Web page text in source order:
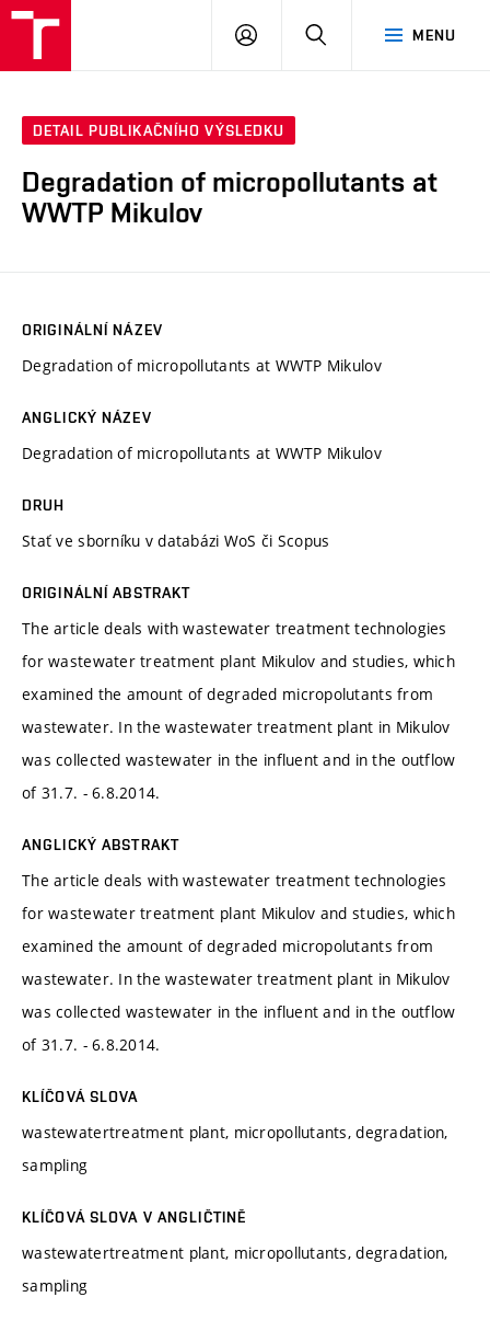
MENU
PŘIHLÁSIT
DETAIL PUBLIKAČNÍHO VÝSLEDKU
Degradation of micropollutants at
WWTP Mikulov
ORIGINÁLNÍ NÁZEV
Degradation of micropollutants at WWTP Mikulov
ANGLICKÝ NÁZEV
Degradation of micropollutants at WWTP Mikulov
DRUH
Stať ve sborníku v databázi WoS či Scopus
ORIGINÁLNÍ ABSTRAKT
The article deals with wastewater treatment technologies
for wastewater treatment plant Mikulov and studies, which
examined the amount of degraded micropolutants from
wastewater. In the wastewater treatment plant in Mikulov
was collected wastewater in the influent and in the outflow
of 31.7. - 6.8.2014.
ANGLICKÝ ABSTRAKT
The article deals with wastewater treatment technologies
for wastewater treatment plant Mikulov and studies, which
examined the amount of degraded micropolutants from
wastewater. In the wastewater treatment plant in Mikulov
was collected wastewater in the influent and in the outflow
of 31.7. - 6.8.2014.
KLÍČOVÁ SLOVA
wastewatertreatment plant, micropollutants, degradation,
sampling
KLÍČOVÁ SLOVA V ANGLIČTINĚ
wastewatertreatment plant, micropollutants, degradation,
sampling